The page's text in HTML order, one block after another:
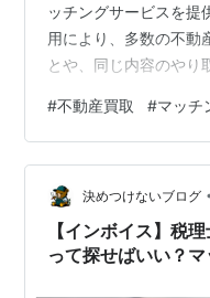
ッチングサービスを提
用により、多数の不動
とや、同じ内容のやり
売却することを目指す
ば、さまざまな不動産
ョン、一戸建て、土地
件や目的に特化してい
社を自分で選ぶのは
カウンターでは、その
#不動産買取 #マッチ
決めつけないブログ
【インボイス】税
って探せばいい？